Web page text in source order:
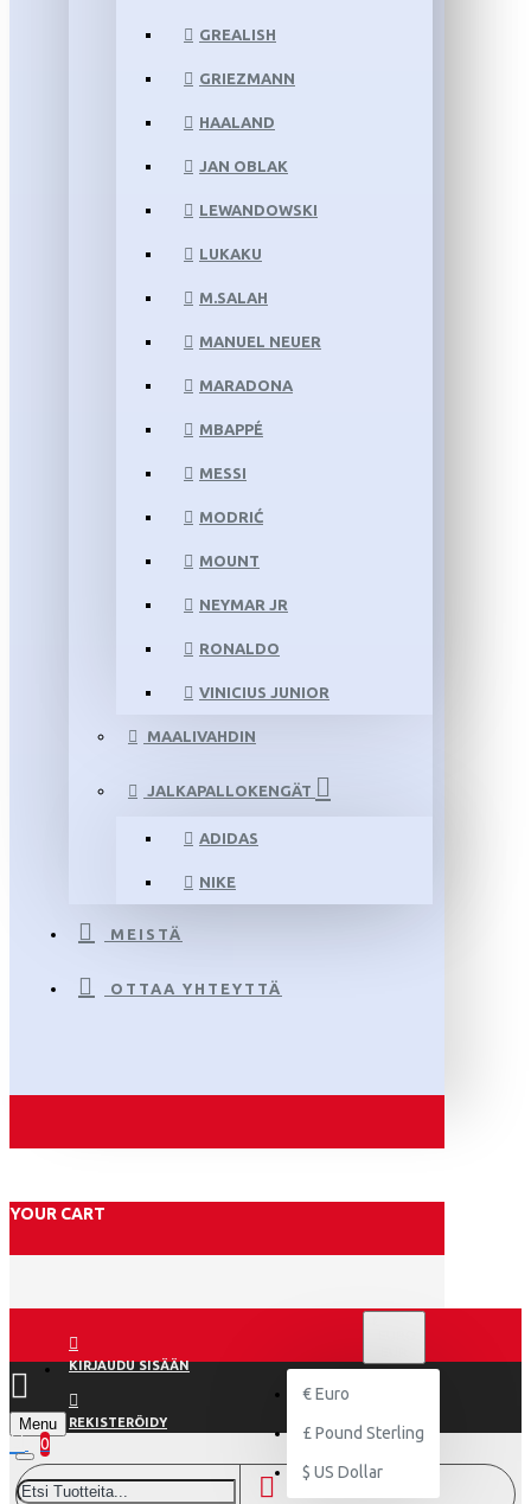
GREALISH
GRIEZMANN
HAALAND
JAN OBLAK
LEWANDOWSKI
LUKAKU
M.SALAH
MANUEL NEUER
MARADONA
MBAPPÉ
MESSI
MODRIĆ
MOUNT
NEYMAR JR
RONALDO
VINICIUS JUNIOR
MAALIVAHDIN
JALKAPALLOKENGÄT
ADIDAS
NIKE
MEISTÄ
OTTAA YHTEYTTÄ
YOUR CART
KIRJAUDU SISÄÄN
REKISTERÖIDY
€ Euro
£ Pound Sterling
$ US Dollar
Menu
0